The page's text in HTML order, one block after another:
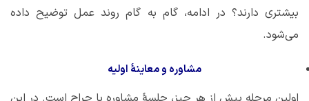
بیشتری دارند؟ در ادامه، گام به گام روند عمل توضیح داده
می‌شود.
مشاوره و معاینۀ اولیه